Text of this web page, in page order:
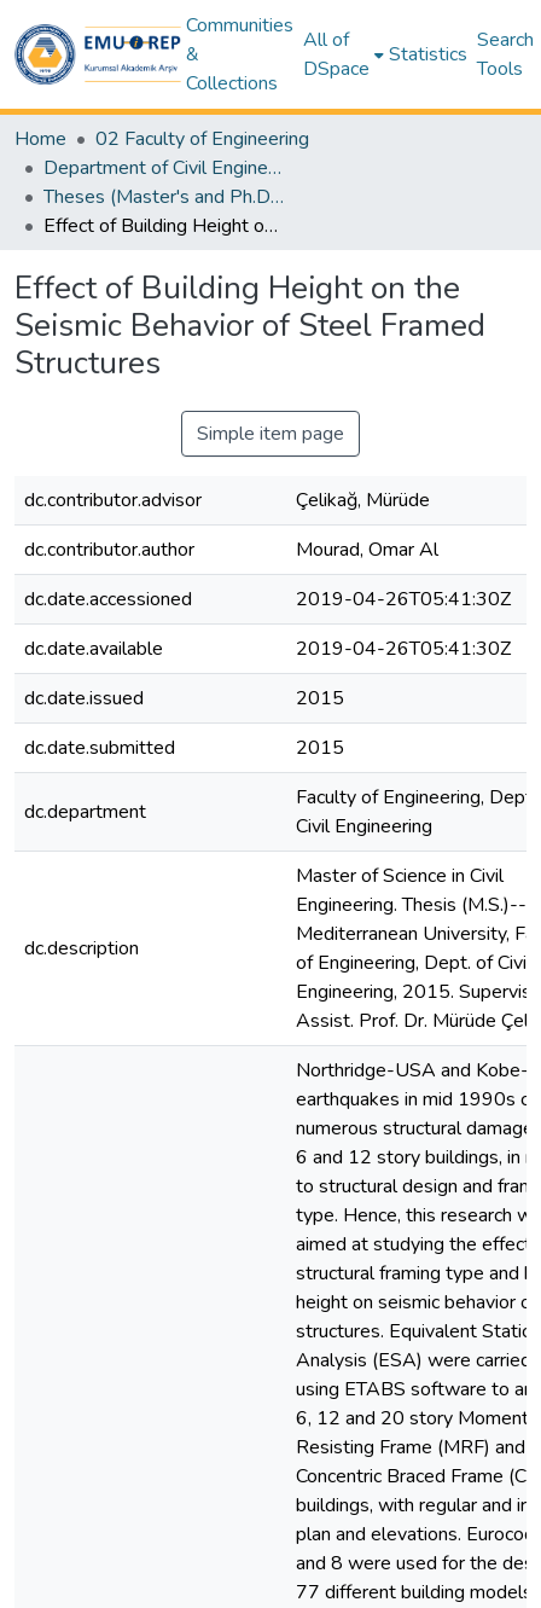
Communities
&
Collections
All of
DSpace
Statistics
Search
Tools
Home
02 Faculty of Engineering
Department of Civil Engineering
Theses (Master's and Ph.D) – Civil Engineering
Effect of Building Height on the Seismic Behavior of Steel Framed Structures
Effect of Building Height on the
Seismic Behavior of Steel Framed
Structures
Simple item page
dc.contributor.advisor
Çelikağ, Mürüde
dc.contributor.author
Mourad, Omar Al
dc.date.accessioned
2019-04-26T05:41:30Z
dc.date.available
2019-04-26T05:41:30Z
dc.date.issued
2015
dc.date.submitted
2015
dc.department
Faculty of Engineering,
Civil Engineering
dc.description
Master of Science in Civil
Engineering. Thesis (M.S.)--
Mediterranean University,
of Engineering, Dept. of Civil
Engineering, 2015.
Assist. Prof. Dr. Mürüde
Northridge-USA and Kobe-
earthquakes in mid 1990s
numerous structural
6 and 12 story buildings, in
to structural design and
type. Hence, this research
aimed at studying the effect
structural framing type and
height on seismic behavior
structures. Equivalent Static
Analysis (ESA) were carried
using ETABS software to
6, 12 and 20 story Moment
Resisting Frame (MRF) and
Concentric Braced Frame
buildings, with regular and
plan and elevations.
and 8 were used for the
77 different building models